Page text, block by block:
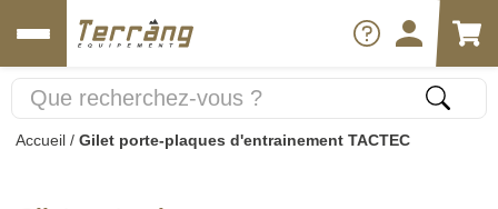
Accueil / Gilet porte-plaques d'entrainement TACTEC